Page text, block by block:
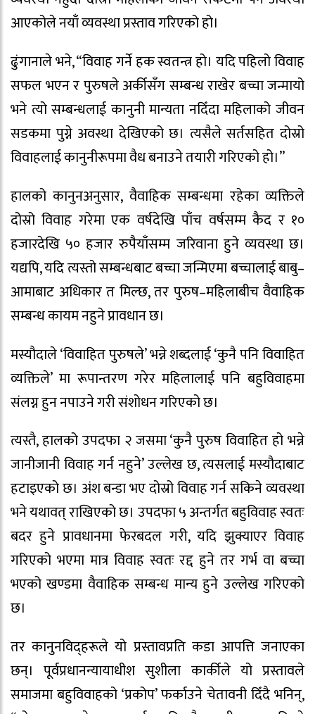
आएकोले नयाँ व्यवस्था प्रस्ताव गरिएको हो।
ढुंगानाले भने, “विवाह गर्ने हक स्वतन्त्र हो। यदि पहिलो विवाह
सफल भएन र पुरुषले अर्कीसँग सम्बन्ध राखेर बच्चा जन्मायो
भने त्यो सम्बन्धलाई कानुनी मान्यता नदिँदा महिलाको जीवन
सडकमा पुग्ने अवस्था देखिएको छ। त्यसैले सर्तसहित दोस्रो
विवाहलाई कानुनीरूपमा वैध बनाउने तयारी गरिएको हो।”
हालको कानुनअनुसार, वैवाहिक सम्बन्धमा रहेका व्यक्तिले
दोस्रो विवाह गरेमा एक वर्षदेखि पाँच वर्षसम्म कैद र १०
हजारदेखि ५० हजार रुपैयाँसम्म जरिवाना हुने व्यवस्था छ।
यद्यपि, यदि त्यस्तो सम्बन्धबाट बच्चा जन्मिएमा बच्चालाई बाबु–
आमाबाट अधिकार त मिल्छ, तर पुरुष–महिलाबीच वैवाहिक
सम्बन्ध कायम नहुने प्रावधान छ।
मस्यौदाले ‘विवाहित पुरुषले’ भन्ने शब्दलाई ‘कुनै पनि विवाहित
व्यक्तिले’ मा रूपान्तरण गरेर महिलालाई पनि बहुविवाहमा
संलग्न हुन नपाउने गरी संशोधन गरिएको छ।
त्यस्तै, हालको उपदफा २ जसमा ‘कुनै पुरुष विवाहित हो भन्ने
जानीजानी विवाह गर्न नहुने’ उल्लेख छ, त्यसलाई मस्यौदाबाट
हटाइएको छ। अंश बन्डा भए दोस्रो विवाह गर्न सकिने व्यवस्था
भने यथावत् राखिएको छ। उपदफा ५ अन्तर्गत बहुविवाह स्वतः
बदर हुने प्रावधानमा फेरबदल गरी, यदि झुक्याएर विवाह
गरिएको भएमा मात्र विवाह स्वतः रद्द हुने तर गर्भ वा बच्चा
भएको खण्डमा वैवाहिक सम्बन्ध मान्य हुने उल्लेख गरिएको
छ।
तर कानुनविद्हरूले यो प्रस्तावप्रति कडा आपत्ति जनाएका
छन्। पूर्वप्रधानन्यायाधीश सुशीला कार्कीले यो प्रस्तावले
समाजमा बहुविवाहको ‘प्रकोप’ फर्काउने चेतावनी दिँदै भनिन्,